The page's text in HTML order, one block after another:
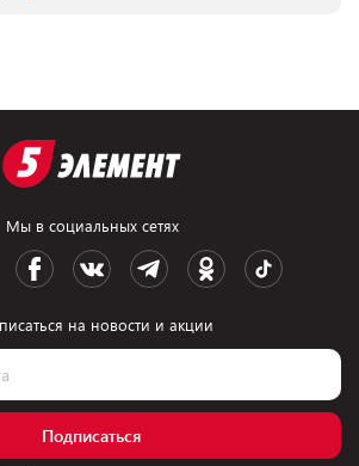
Мы в социальных сетях
на новости и акции
Подписаться